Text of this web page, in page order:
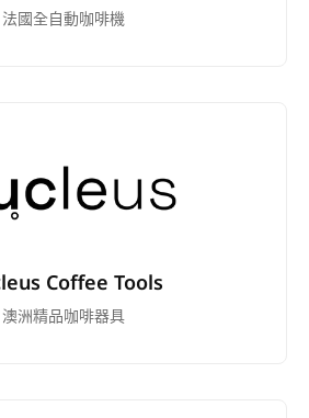
法國全自動咖啡機
Coffee Tools
澳洲精品咖啡器具